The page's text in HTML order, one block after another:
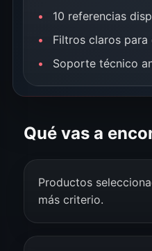
10 referencias
Filtros claros
Soporte técnico
Qué vas a
Productos
más criterio.